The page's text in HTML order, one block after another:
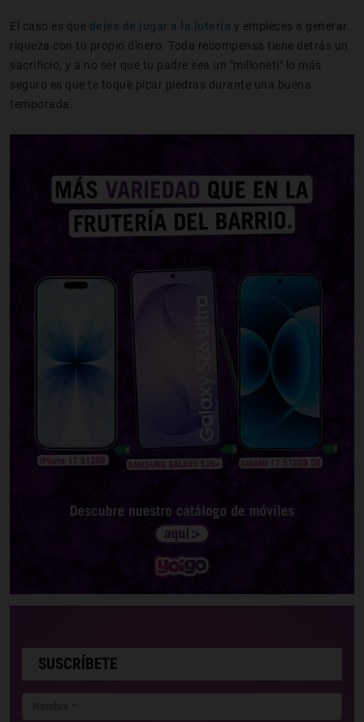
El caso es que dejes de jugar a la lotería y empieces a generar
riqueza con tu propio dinero. Toda recompensa tiene detrás un
sacrificio, y a no ser que tu padre sea un "milloneti" lo más
seguro es que te toque picar piedras durante una buena
temporada.
SUSCRÍBETE